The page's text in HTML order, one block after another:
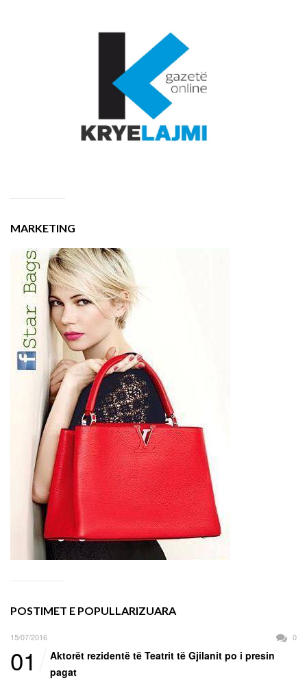
MARKETING
POSTIMET E POPULLARIZUARA
15/07/2016 0
01
Aktorët rezidentë të Teatrit të Gjilanit po i presin
pagat